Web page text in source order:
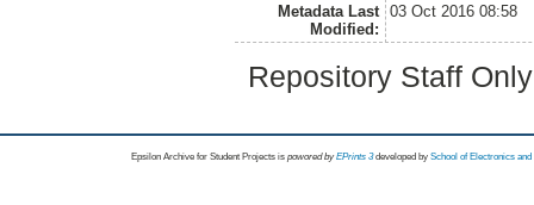
Metadata Last
Modified:
03 Oct 2016 08:58
Repository Staff
Epsilon Archive for Student Projects is powored byEPrints 3 developed by School of Electronics